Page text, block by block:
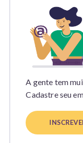
A gente tem
Cadastre seu